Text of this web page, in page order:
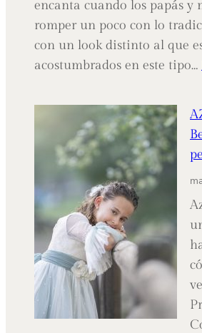
encanta cuando los papás y
romper un poco con lo
con un look distinto al que
acostumbrados en este tipo…